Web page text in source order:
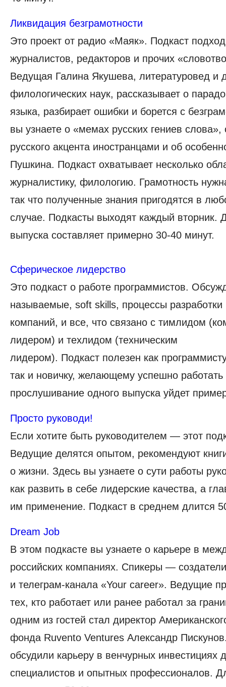
Ликвидация безграмотности
Это проект от радио «Маяк». Подкаст
журналистов, редакторов и прочих
Ведущая Галина Якушева, литературовед и
филологических наук, рассказывает о
языка, разбирает ошибки и борется с
вы узнаете о «мемах русских гениев слова»,
русского акцента иностранцами и об
Пушкина. Подкаст охватывает несколько
журналистику, филологию. Грамотность
так что полученные знания пригодятся в
случае. Подкасты выходят каждый вторник.
выпуска составляет примерно 30-40 минут.
Сферическое лидерство
Это подкаст о работе программистов.
называемые, soft skills, процессы разработки
компаний, и все, что связано с тимлидом
лидером) и техлидом (техническим
лидером). Подкаст полезен как
так и новичку, желающему успешно
прослушивание одного выпуска уйдет
Просто руководи!
Если хотите быть руководителем — этот
Ведущие делятся опытом, рекомендуют
о жизни. Здесь вы узнаете о сути работы
как развить в себе лидерские качества, а
им применение. Подкаст в среднем длится
Dream Job
В этом подкасте вы узнаете о карьере в
российских компаниях. Спикеры —
и телеграм-канала «Your career». Ведущие
тех, кто работает или ранее работал за
одним из гостей стал директор
фонда Ruvento Ventures Александр
обсудили карьеру в венчурных инвестициях
специалистов и опытных профессионалов.